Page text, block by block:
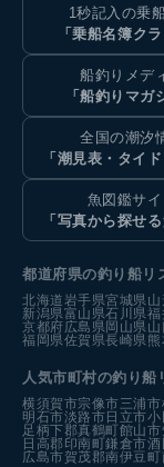
1秒記入の乗
「乗船名簿クラ
船釣りメデ
「船釣りマガ
全国の潮汐
「潮見表・タイド
魚図鑑サイ
「写真から探せる
都道府県の釣り船リ
北海道岩手県宮城県
新潟県富山県石川県福
京都府広島県岡山県
福岡県佐賀県長崎県
人気市町村の釣り船
横須賀市宗像市三浦市
明石市淡路市 日立市小
足柄下郡真鶴町館山市
日高郡印南町鎌倉市酒
広島市賀茂郡南伊豆町